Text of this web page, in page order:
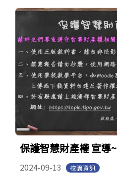
保護智慧財產權 宣導~
2024-09-13 校園資訊